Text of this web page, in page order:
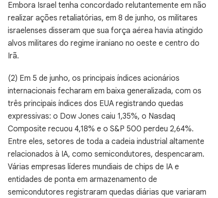
Embora Israel tenha concordado relutantemente em não
realizar ações retaliatórias, em 8 de junho, os militares
israelenses disseram que sua força aérea havia atingido
alvos militares do regime iraniano no oeste e centro do
Irã.
(2) Em 5 de junho, os principais índices acionários
internacionais fecharam em baixa generalizada, com os
três principais índices dos EUA registrando quedas
expressivas: o Dow Jones caiu 1,35%, o Nasdaq
Composite recuou 4,18% e o S&P 500 perdeu 2,64%.
Entre eles, setores de toda a cadeia industrial altamente
relacionados à IA, como semicondutores, despencaram.
Várias empresas líderes mundiais de chips de IA e
entidades de ponta em armazenamento de
semicondutores registraram quedas diárias que variaram